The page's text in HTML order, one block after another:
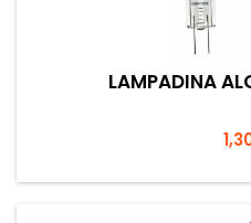
LAMPADINA